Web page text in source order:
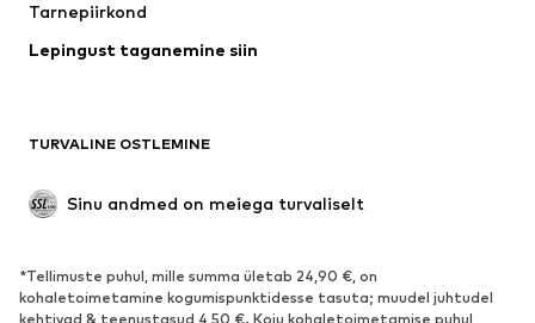
Pesu
Mantlid
Sündmused
Eksklusiivne
JALANÕUD
Tarnepiirkond
Lepingust taganemine siin
TURVALINE OSTLEMINE
Sinu andmed on meiega turvaliselt
*Tellimuste puhul, mille summa ületab 24,90 €, on
kohaletoimetamine kogumispunktidesse tasuta; muudel juhtudel
kehtivad & teenustasud 4,50 €. Koju kohaletoimetamise puhul